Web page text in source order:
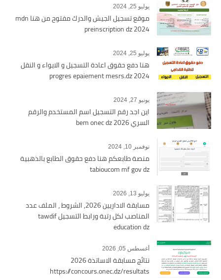
يوليو 25, 2024
موقع تسجيل الجيش والدرك مفتوح من هنا mdn
preinscription dz 2024
يوليو 25, 2024
هنا دفع حقوق اعادة التسجيل و الايواء و النقل
2024 progres epaiement mesrs.dz
يونيو 27, 2024
اين اجد رقم التسجيل اسم المستخدم والرقم
السري bem onec dz 2026
نوفمبر 10, 2024
منصة طابعكم هنا دفع حقوق الطابع بالذهبية
tabioucom mf gov dz
يوليو 13, 2026
مسابقة الاداريين 2026, الشروط ، الملف عدد
المناصب لكل رتبة ورابط التسجيل tawdif
education dz
أغسطس 05, 2026
نتائج مسابقة الاساتذة 2026
https://concours.onec.dz/resultats